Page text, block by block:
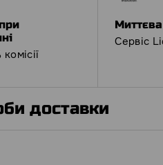
Сервіс
доставки